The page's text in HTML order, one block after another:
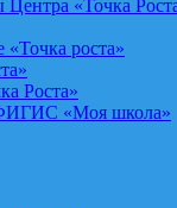
«Точка
роста»
Роста»
ФИГИС «Моя школа»